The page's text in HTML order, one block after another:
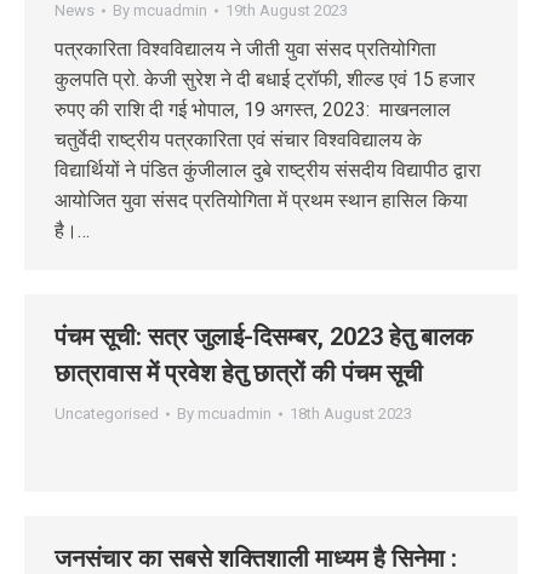
News By mcuadmin 19th August 2023
पत्रकारिता विश्वविद्यालय ने जीती युवा संसद प्रतियोगिता
कुलपति प्रो. केजी सुरेश ने दी बधाई ट्रॉफी, शील्ड एवं 15 हजार
रुपए की राशि दी गई भोपाल, 19 अगस्त, 2023: माखनलाल
चतुर्वेदी राष्ट्रीय पत्रकारिता एवं संचार विश्वविद्यालय के
विद्यार्थियों ने पंडित कुंजीलाल दुबे राष्ट्रीय संसदीय विद्यापीठ द्वारा
आयोजित युवा संसद प्रतियोगिता में प्रथम स्थान हासिल किया
है।…
पंचम सूची: सत्र जुलाई-दिसम्‍बर, 2023 हेतु बालक
छात्रावास में प्रवेश हेतु छात्रों की पंचम सूची
Uncategorised By mcuadmin 18th August 2023
जनसंचार का सबसे शक्तिशाली माध्यम है सिनेमा :